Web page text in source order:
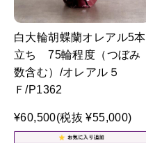
白大輪胡蝶蘭オレアル5本
立ち 75輪程度（つぼみ
数含む）/オレアル５
Ｆ/P1362
¥60,500(税抜 ¥55,000)